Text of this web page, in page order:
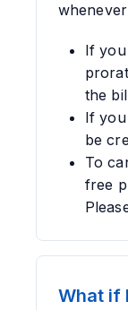
If you
the
If
be
To
free
What if